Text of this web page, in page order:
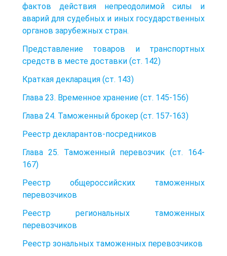
фактов действия непреодолимой силы и
аварий для судебных и иных государственных
органов зарубежных стран.
Представление товаров и транспортных
средств в месте доставки (ст. 142)
Краткая декларация (ст. 143)
Глава 23. Временное хранение (ст. 145-156)
Глава 24. Таможенный брокер (ст. 157-163)
Реестр декларантов-посредников
Глава 25. Таможенный перевозчик (ст. 164-
167)
Реестр общероссийских таможенных
перевозчиков
Реестр региональных таможенных
перевозчиков
Реестр зональных таможенных перевозчиков